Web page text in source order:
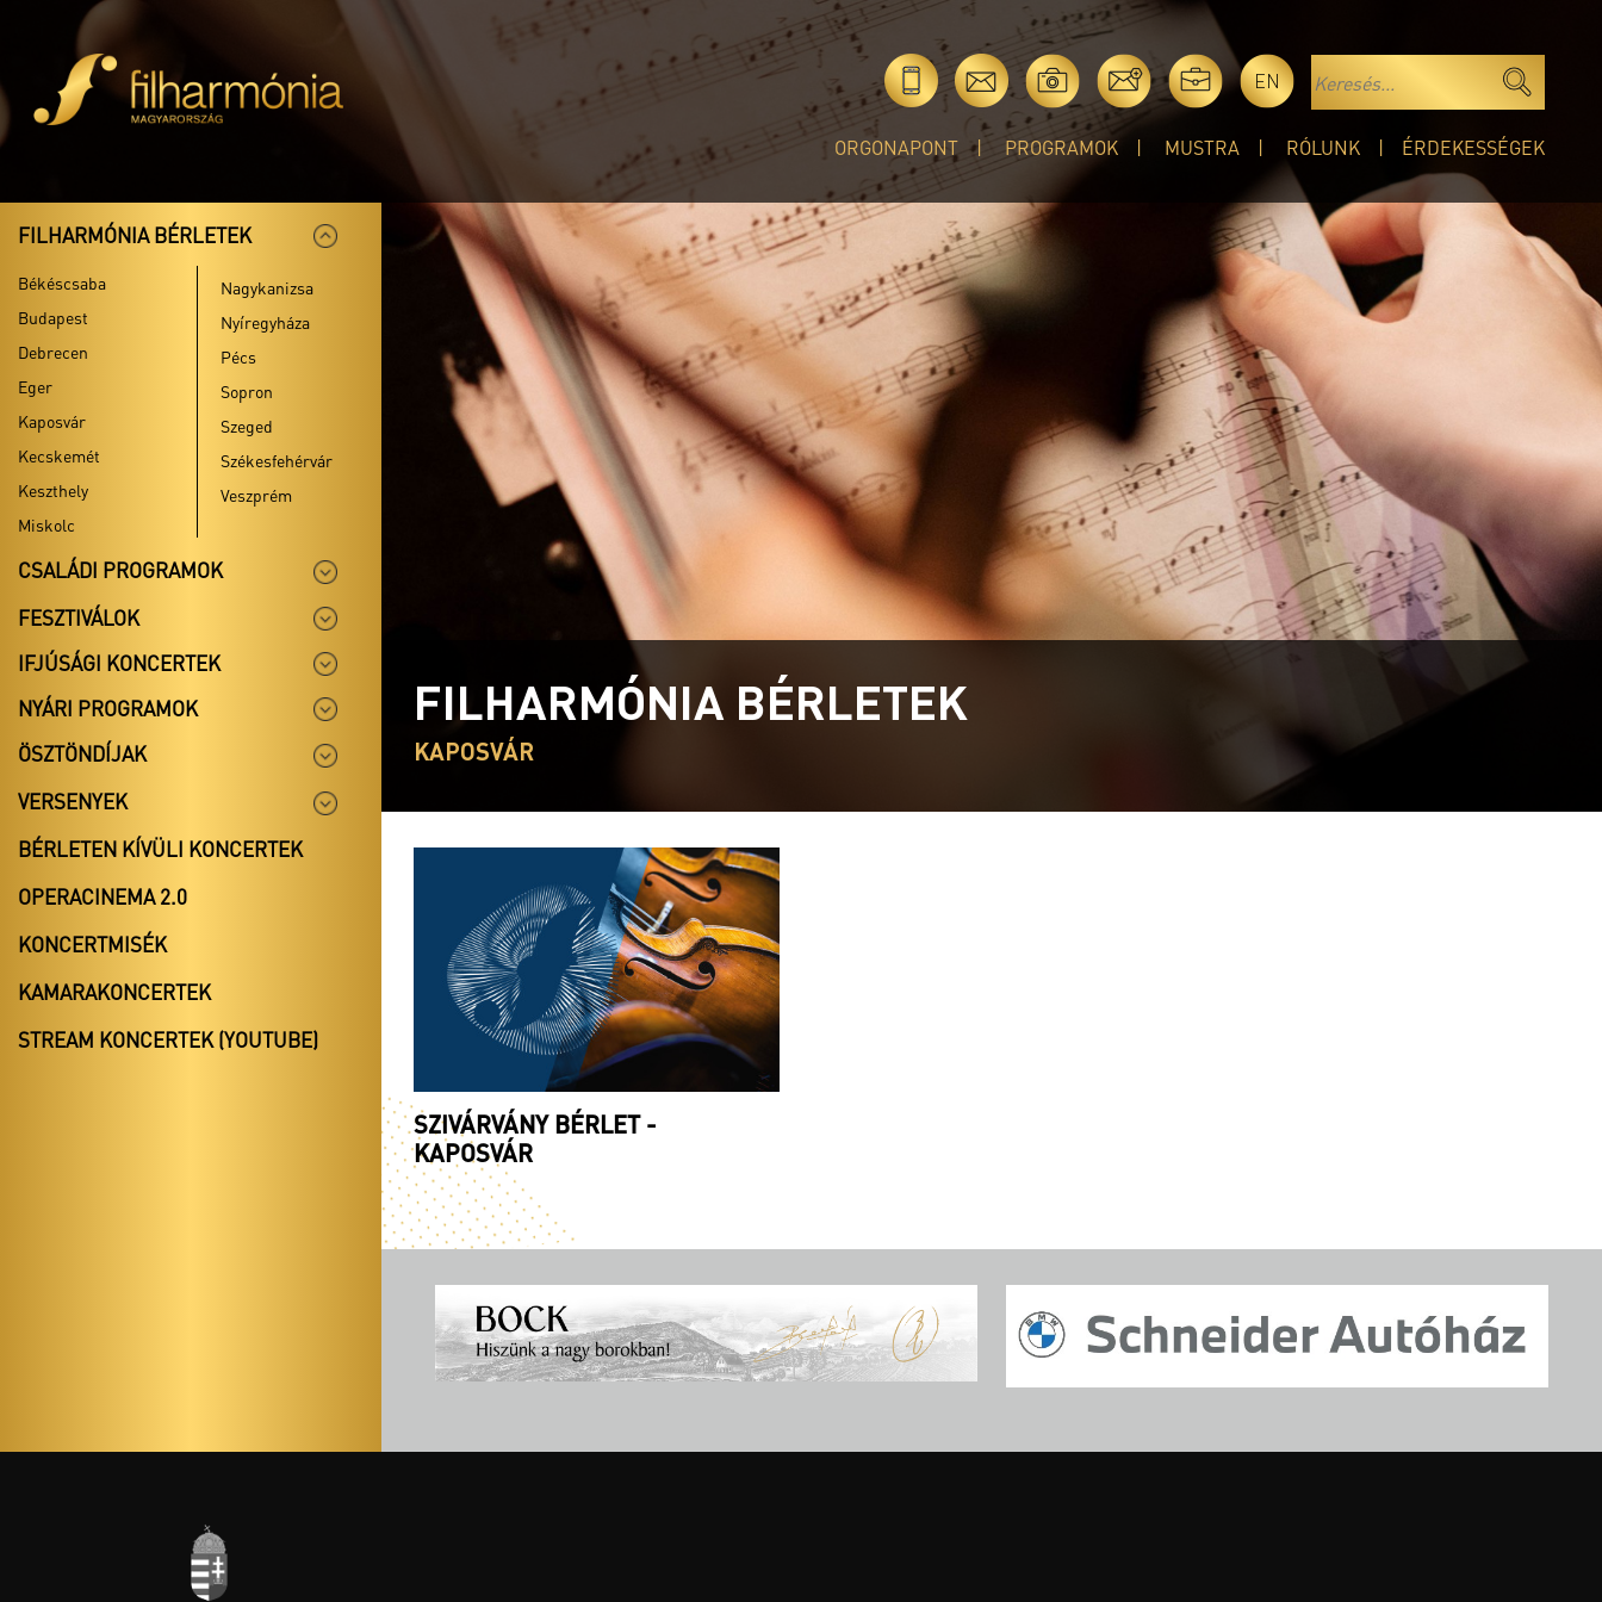
EN
ORGONAPONT PROGRAMOK MUSTRA RÓLUNK ÉRDEKESSÉGEK
FILHARMÓNIA BÉRLETEK
Békéscsaba
Budapest
Debrecen
Eger
Kaposvár
Kecskemét
Keszthely
Miskolc
Nagykanizsa
Nyíregyháza
Pécs
Sopron
Szeged
Székesfehérvár
Veszprém
CSALÁDI PROGRAMOK
FESZTIVÁLOK
IFJÚSÁGI KONCERTEK
NYÁRI PROGRAMOK
ÖSZTÖNDÍJAK
VERSENYEK
BÉRLETEN KÍVÜLI KONCERTEK
OPERACINEMA 2.0
KONCERTMISÉK
KAMARAKONCERTEK
STREAM KONCERTEK (YOUTUBE)
FILHARMÓNIA BÉRLETEK
KAPOSVÁR
SZIVÁRVÁNY BÉRLET -
KAPOSVÁR